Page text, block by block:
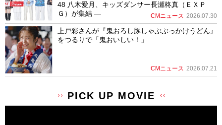
48 八木愛月、キッズダンサー長瀬柊真（ＥＸＰ
Ｇ）が集結 ―
CMニュース 2026.07.30
上戸彩さんが『鬼おろし豚しゃぶぶっかけうどん』
をつるりで「鬼おいしい！」
CMニュース 2026.07.21
PICK UP MOVIE